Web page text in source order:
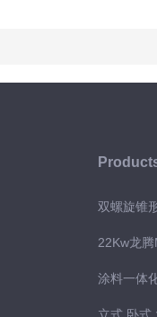
双螺旋锥
22Kw龙
涂料一体